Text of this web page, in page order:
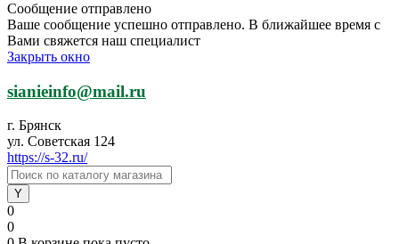
Сообщение отправлено
Ваше сообщение успешно отправлено. В ближайшее время с
Вами свяжется наш специалист
Закрыть окно
sianieinfo@mail.ru
г. Брянск
ул. Советская 124
https://s-32.ru/
0
0